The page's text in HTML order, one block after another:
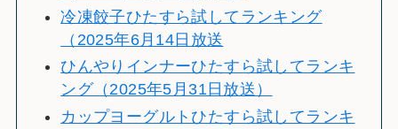
冷凍餃子ひたすら試してランキング
（2025年6月14日放送
ひんやりインナーひたすら試してランキ
ング（2025年5月31日放送）
カップヨーグルトひたすら試してランキ